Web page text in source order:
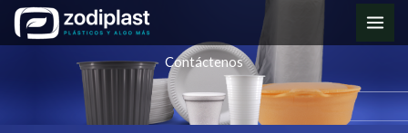
contenido
Contáctenos